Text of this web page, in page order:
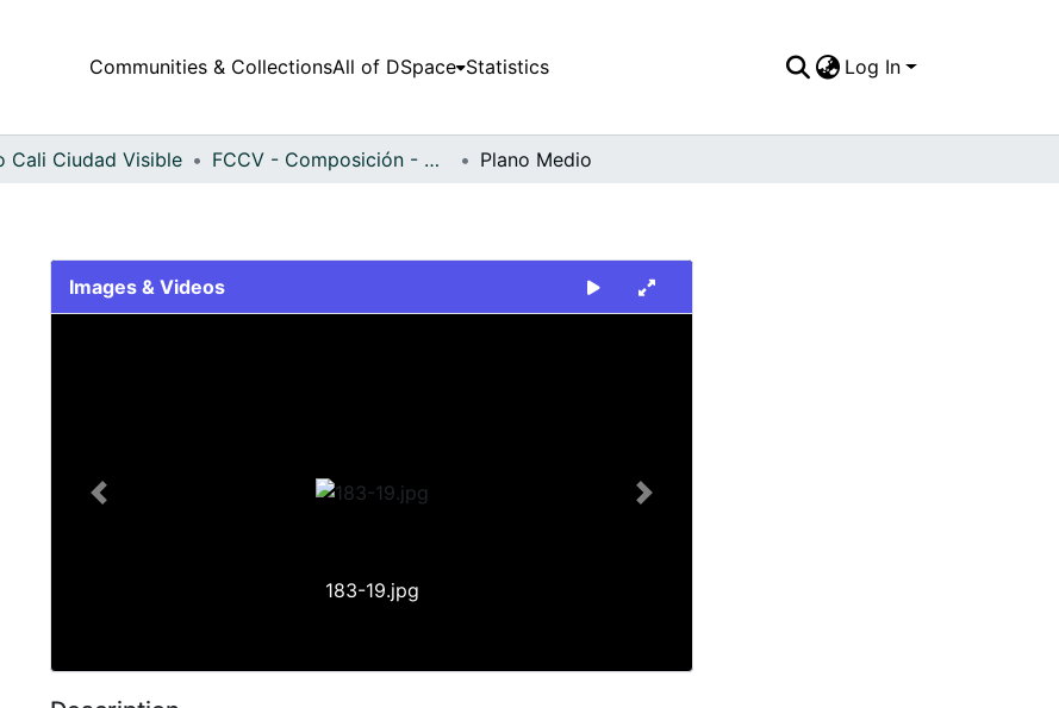
Communities & CollectionsAll of DSpace Statistics Log In
Cali Ciudad Visible FCCV - Composición - Patrimonial Plano Medio
Images & Videos
183-19.jpg
Previous Next